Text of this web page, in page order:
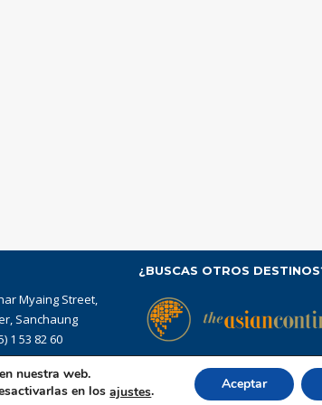
Myaing Street,
Sanchaung
1 53 82 60
¿BUSCAS OTROS
nuestra web.
en losajustes. Aceptar